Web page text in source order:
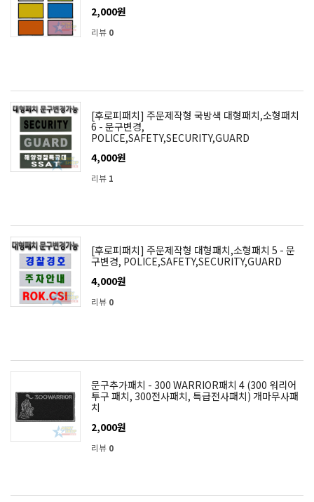
2,000원
리뷰 0
[후로피패치] 주문제작형 국방색 대형패치,소형패치
6 - 문구변경,
POLICE,SAFETY,SECURITY,GUARD
4,000원
리뷰 1
[후로피패치] 주문제작형 대형패치,소형패치 5 - 문
구변경, POLICE,SAFETY,SECURITY,GUARD
4,000원
리뷰 0
문구추가패치 - 300 WARRIOR패치 4 (300 워리어
투구 패치, 300전사패치, 특급전사패치) 개마무사패
치
2,000원
리뷰 0